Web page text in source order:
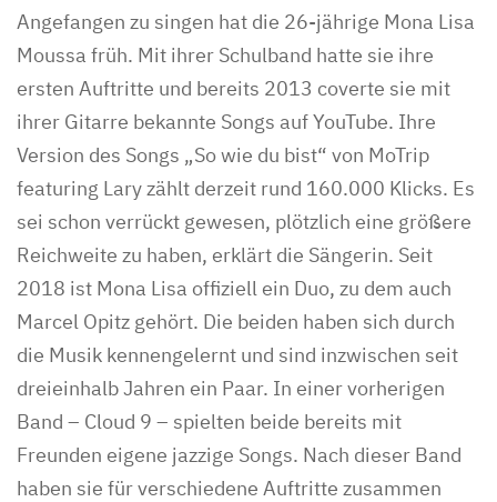
Angefangen zu singen hat die 26-jährige Mona Lisa
Moussa früh. Mit ihrer Schulband hatte sie ihre
ersten Auftritte und bereits 2013 coverte sie mit
ihrer Gitarre bekannte Songs auf YouTube. Ihre
Version des Songs „So wie du bist“ von MoTrip
featuring Lary zählt derzeit rund 160.000 Klicks. Es
sei schon verrückt gewesen, plötzlich eine größere
Reichweite zu haben, erklärt die Sängerin. Seit
2018 ist Mona Lisa offiziell ein Duo, zu dem auch
Marcel Opitz gehört. Die beiden haben sich durch
die Musik kennengelernt und sind inzwischen seit
dreieinhalb Jahren ein Paar. In einer vorherigen
Band – Cloud 9 – spielten beide bereits mit
Freunden eigene jazzige Songs. Nach dieser Band
haben sie für verschiedene Auftritte zusammen